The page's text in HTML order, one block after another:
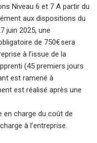
Niveau 6 et 7 A partir du
aux dispositions du
juin 2025, une
de 750€ sera
à l’issue de la
(45 premiers jours
est ramené à
est réalisé après une
en charge du coût de
à l’entreprise.